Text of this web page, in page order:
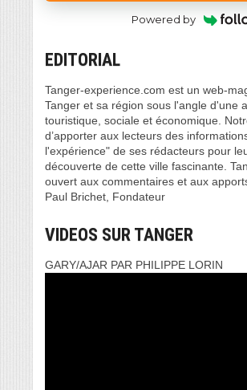
Powered by
EDITORIAL
Tanger-experience.com est un web-
Tanger et sa région sous l'angle d'une
touristique, sociale et économique.
d’apporter aux lecteurs des
l'expérience" de ses rédacteurs pour
découverte de cette ville fascinante.
ouvert aux commentaires et aux
Paul Brichet, Fondateur
VIDEOS SUR TANGER
GARY/AJAR PAR PHILIPPE LORIN